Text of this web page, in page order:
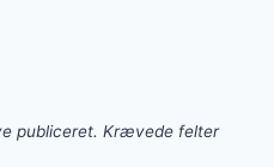
publiceret. Krævede felter